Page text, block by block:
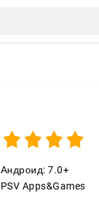
Андроид: 7.0+
PSV Apps&Games